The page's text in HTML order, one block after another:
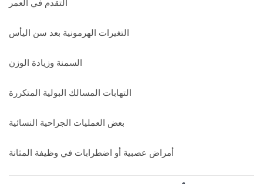
التقدم في العمر
التغيرات الهرمونية بعد سن اليأس
السمنة وزيادة الوزن
التهابات المسالك البولية المتكررة
بعض العمليات الجراحية النسائية
أمراض عصبية أو اضطرابات في وظيفة المثانة